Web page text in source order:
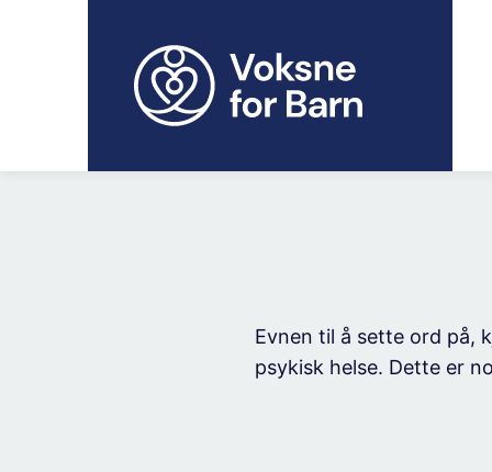
l
Evnen til å sette ord på,
psykisk helse. Dette er